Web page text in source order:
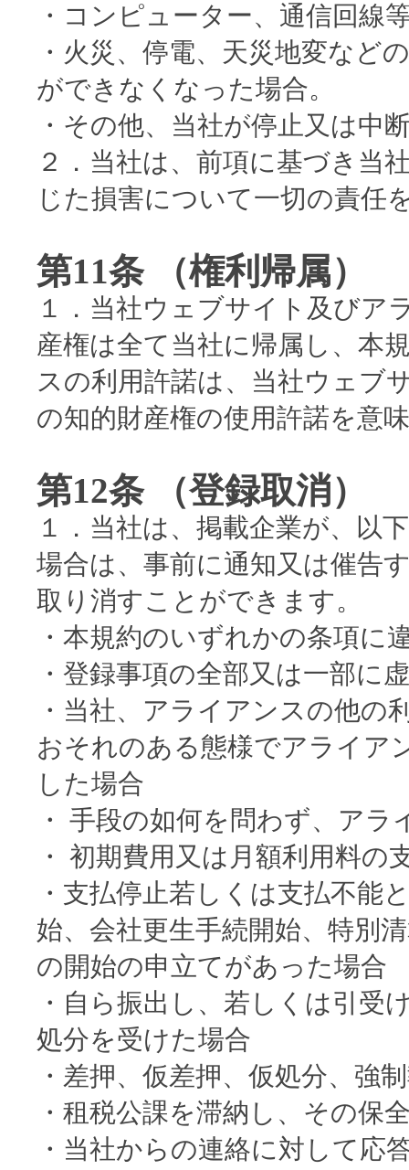
・コンピューター、通信回線
・火災、停電、天災地変など
ができなくなった場合。
・その他、当社が停止又は中
２．当社は、前項に基づき当
じた損害について一切の責任
第11条 （権利帰属）
１．当社ウェブサイト及びア
産権は全て当社に帰属し、本
スの利用許諾は、当社ウェブ
の知的財産権の使用許諾を意
第12条 （登録取消）
１．当社は、掲載企業が、以
場合は、事前に通知又は催告
取り消すことができます。
・本規約のいずれかの条項に
・登録事項の全部又は一部に
・当社、アライアンスの他の
おそれのある態様でアライア
した場合
・ 手段の如何を問わず、ア
・ 初期費用又は月額利用料の
・支払停止若しくは支払不能
始、会社更生手続開始、特別
の開始の申立てがあった場合
・自ら振出し、若しくは引受
処分を受けた場合
・差押、仮差押、仮処分、強
・租税公課を滞納し、その保
・当社からの連絡に対して応